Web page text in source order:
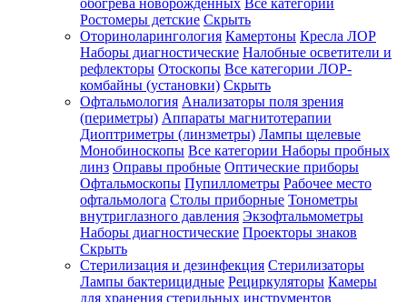
обогрева новорожденных Все категории
Ростомеры детские Скрыть
Оториноларингология Камертоны Кресла ЛОР
Наборы диагностические Налобные осветители и
рефлекторы Отоскопы Все категории ЛОР-
комбайны (установки) Скрыть
Офтальмология Анализаторы поля зрения
(периметры) Аппараты магнитотерапии
Диоптриметры (линзметры) Лампы щелевые
Монобиноскопы Все категории Наборы пробных
линз Оправы пробные Оптические приборы
Офтальмоскопы Пупиллометры Рабочее место
офтальмолога Столы приборные Тонометры
внутриглазного давления Экзофтальмометры
Наборы диагностические Проекторы знаков
Скрыть
Стерилизация и дезинфекция Стерилизаторы
Лампы бактерицидные Рециркуляторы Камеры
для хранения стерильных инструментов